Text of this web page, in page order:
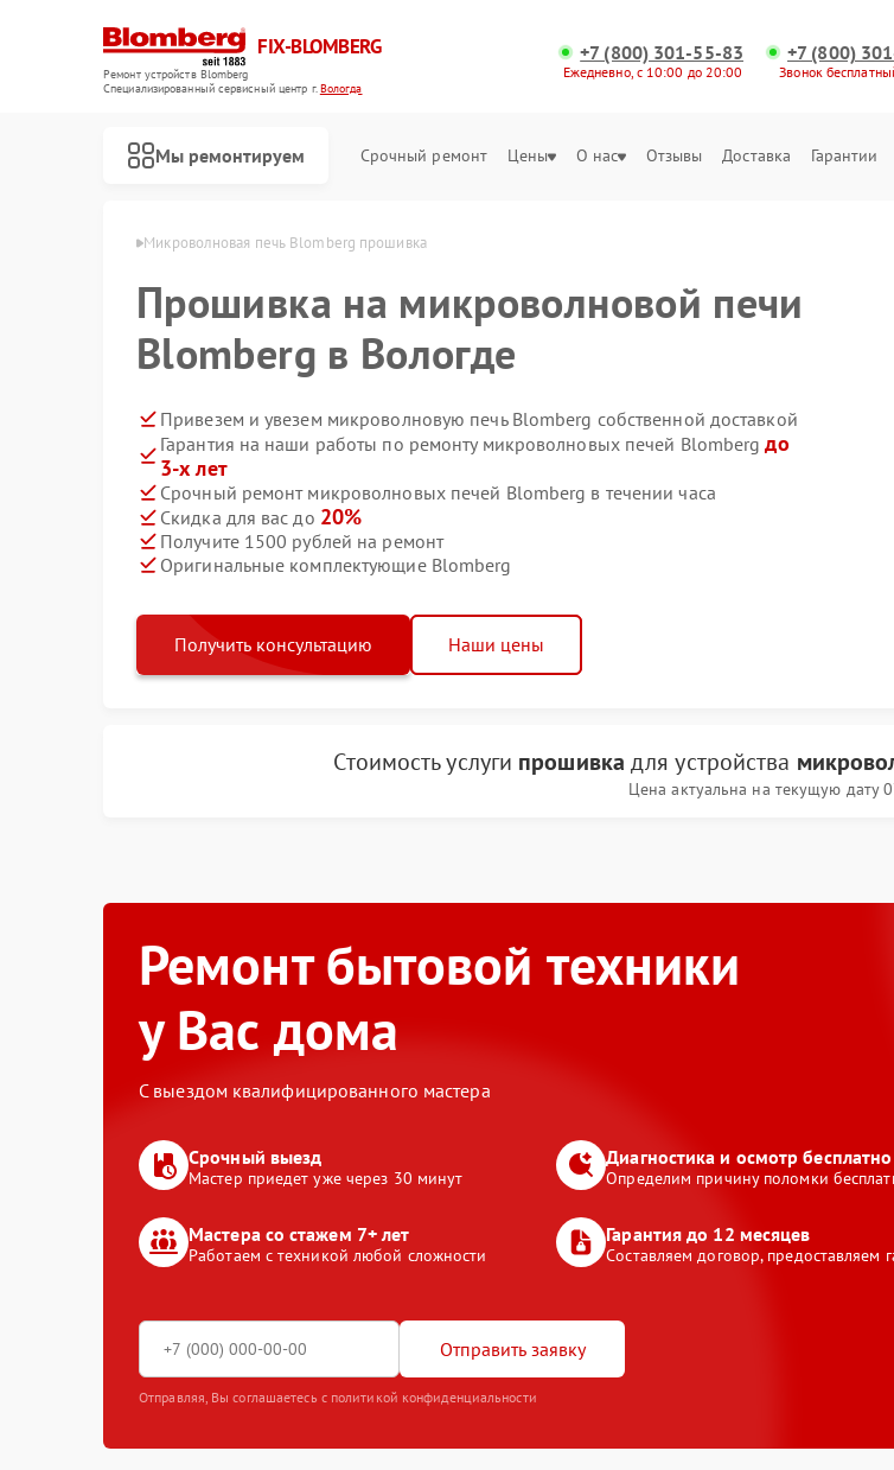
FIX-BLOMBERG
Ремонт устройств Blomberg
Специализированный cервисный центр г.Вологда
+7 (800) 301-55-83
Ежедневно, с 10:00 до 20:00
+7 (800)
Звонок
Мы ремонтируем Срочный ремонт Цены О нас Отзывы Доставка Гарантии
в Вологде Микроволновая печь Blomberg прошивка
Прошивка на микроволновой печи
Blomberg в Вологде
Привезем и увезем микроволновую печь Blomberg собственной доставкой
Гарантия на наши работы по ремонту микроволновых печей Blombergдо
3-х лет
Срочный ремонт микроволновых печей Blomberg в течении часа
Скидка для вас до 20%
Получите 1500 рублей на ремонт
Оригинальные комплектующие Blomberg
Получить консультацию Наши цены
Стоимость услуги прошивка для устройства
Цена актуальна на текущую дату
Ремонт бытовой техники
у Вас дома
С выездом квалифицированного мастера
Срочный выезд
Мастер приедет уже через 30 минут
Диагностика и осмотр бесплатно
Определим причину поломки
Мастера со стажем 7+ лет
Работаем с техникой любой сложности
Гарантия до 12 месяцев
Составляем договор, предоставляем
Отправить заявку
Отправляя, Вы соглашаетесь с политикой конфиденциальности